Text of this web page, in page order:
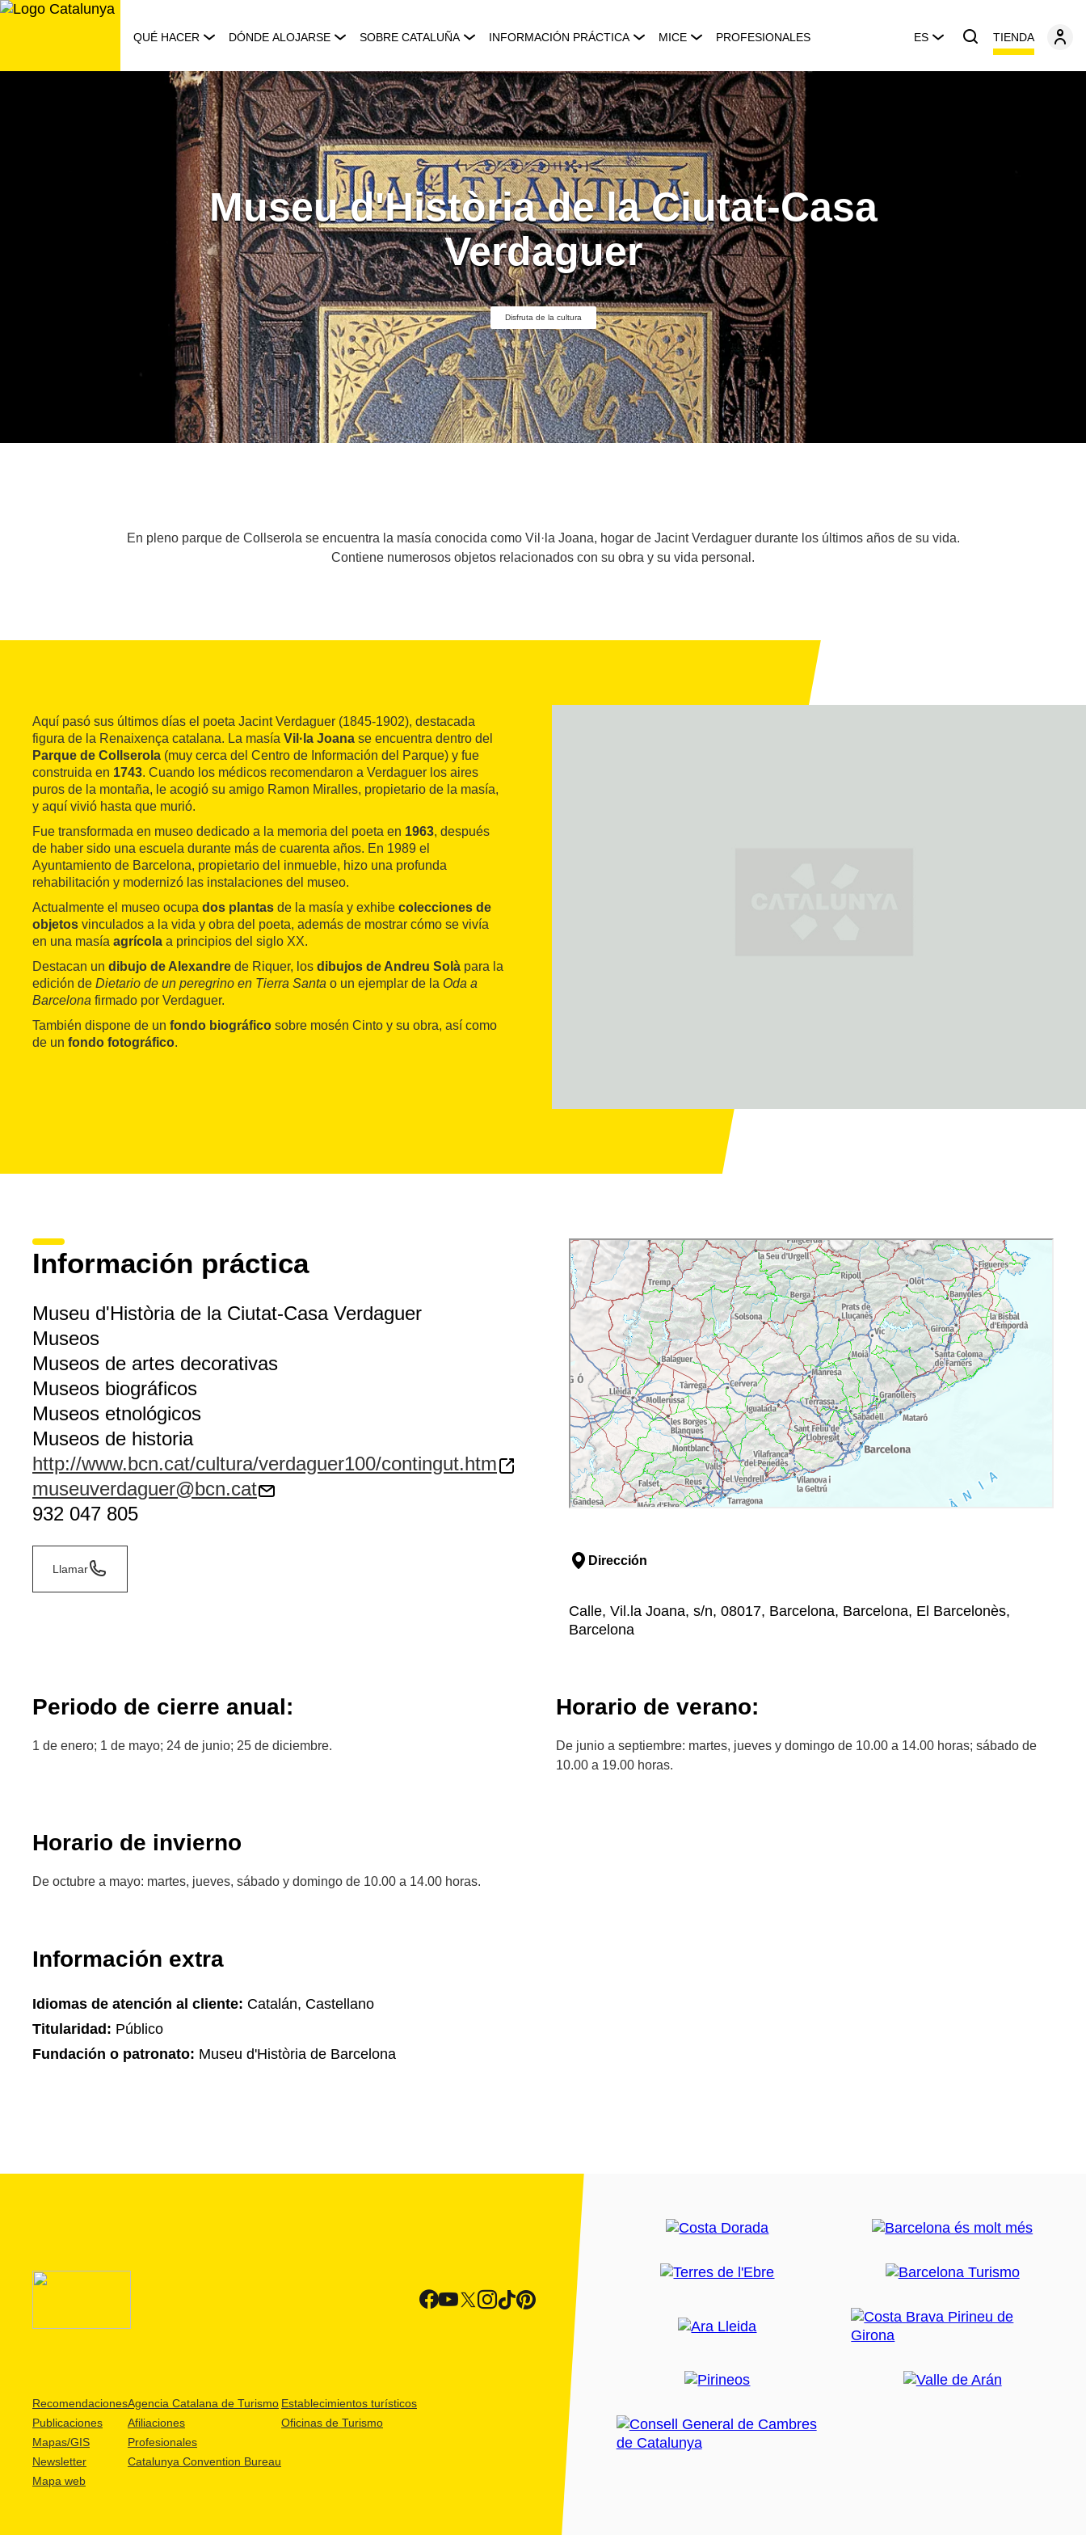
Saltar
QUÉ HACER DÓNDE ALOJARSE SOBRE CATALUÑA INFORMACIÓN PRÁCTICA MICE PROFESIONALES ES TIENDA
Museu d'Història de la Ciutat-Casa
Verdaguer
Disfruta de la cultura
En pleno parque de Collserola se encuentra la masía conocida como Vil·la Joana, hogar de Jacint Verdaguer durante los últimos años de su vida.
Contiene numerosos objetos relacionados con su obra y su vida personal.
Aquí pasó sus últimos días el poeta Jacint Verdaguer (1845-1902), destacada
figura de la Renaixença catalana. La masía Vil·la Joana se encuentra dentro del
Parque de Collserola (muy cerca del Centro de Información del Parque) y fue
construida en 1743. Cuando los médicos recomendaron a Verdaguer los aires
puros de la montaña, le acogió su amigo Ramon Miralles, propietario de la masía,
y aquí vivió hasta que murió.
Fue transformada en museo dedicado a la memoria del poeta en 1963, después
de haber sido una escuela durante más de cuarenta años. En 1989 el
Ayuntamiento de Barcelona, propietario del inmueble, hizo una profunda
rehabilitación y modernizó las instalaciones del museo.
Actualmente el museo ocupa dos plantas de la masía y exhibe colecciones de
objetos vinculados a la vida y obra del poeta, además de mostrar cómo se vivía
en una masía agrícola a principios del siglo XX.
Destacan un dibujo de Alexandre de Riquer, los dibujos de Andreu Solà para la
edición de Dietario de un peregrino en Tierra Santa o un ejemplar de la Oda a
Barcelona firmado por Verdaguer.
También dispone de un fondo biográfico sobre mosén Cinto y su obra, así como
de un fondo fotográfico.
Información práctica
Museu d'Història de la Ciutat-Casa Verdaguer
Museos
Museos de artes decorativas
Museos biográficos
Museos etnológicos
Museos de historia
http://www.bcn.cat/cultura/verdaguer100/contingut.htm
museuverdaguer@bcn.cat
932 047 805
Llamar
Dirección
Calle, Vil.la Joana, s/n, 08017, Barcelona, Barcelona, El Barcelonès,
Barcelona
Periodo de cierre anual:
1 de enero; 1 de mayo; 24 de junio; 25 de diciembre.
Horario de verano:
De junio a septiembre: martes, jueves y domingo de 10.00 a 14.00 horas; sábado de
10.00 a 19.00 horas.
Horario de invierno
De octubre a mayo: martes, jueves, sábado y domingo de 10.00 a 14.00 horas.
Información extra
Idiomas de atención al cliente: Catalán, Castellano
Titularidad: Público
Fundación o patronato: Museu d'Història de Barcelona
Recomendaciones
Publicaciones
Mapas/GIS
Newsletter
Mapa web
Agencia Catalana de Turismo
Afiliaciones
Profesionales
Catalunya Convention Bureau
Establecimientos turísticos
Oficinas de Turismo